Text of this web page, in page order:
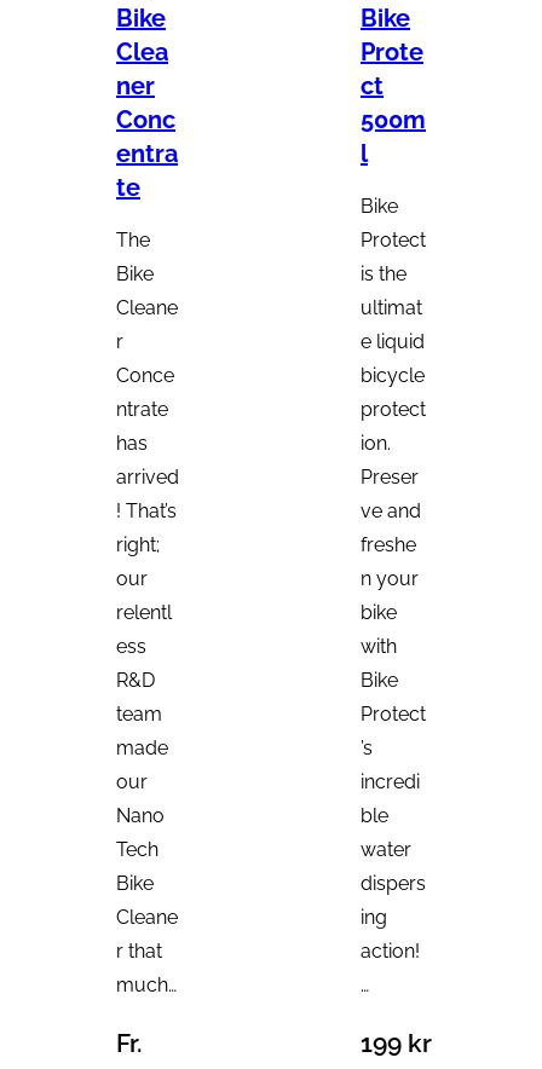
Bike
Clea
ner
Conc
entra
te
The
Bike
Cleane
r
Conce
ntrate
has
arrived
! That’s
right;
our
relentl
ess
R&D
team
made
our
Nano
Tech
Bike
Cleane
r that
much…
Fr.
Bike
Prote
ct
500m
l
Bike
Protect
is the
ultimat
e liquid
bicycle
protect
ion.
Preser
ve and
freshe
n your
bike
with
Bike
Protect
’s
incredi
ble
water
dispers
ing
action!
…
199 kr